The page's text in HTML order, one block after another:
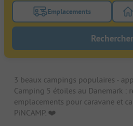
Activez le bouton de
Emplacements
Rechercher
3 beaux campings populaires -
Camping 5 étoiles au Danemark :
emplacements pour caravane et
PiNCAMP. ❤️️